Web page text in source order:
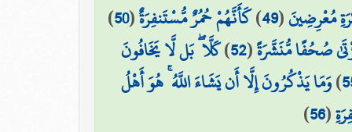
مُعْرِضِينَ(
49
)كَأَنَّهُمْ حُمُرٌ مُّسْتَنفِرَةٌ(
50
)
صُحُفًا مُّنَشَّرَةً(
52
)كَلَّا ۖ بَل لَّا يَخَافُونَ
)وَمَا يَذْكُرُونَ إِلَّا أَن يَشَاءَ اللَّهُ ۚ هُوَ أَهْلُ
(
56
)